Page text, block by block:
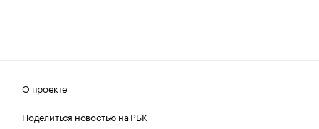
О проекте
Поделиться новостью на РБК